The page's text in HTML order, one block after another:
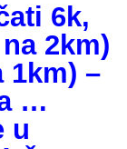
6k,
2km)
1km) –
…
u